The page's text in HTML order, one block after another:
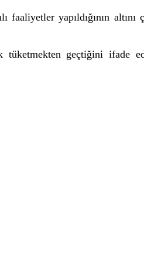
yapıldığının
tüketmekten geçtiğini ifade